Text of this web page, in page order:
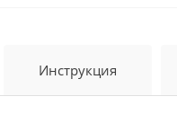
Инструкция